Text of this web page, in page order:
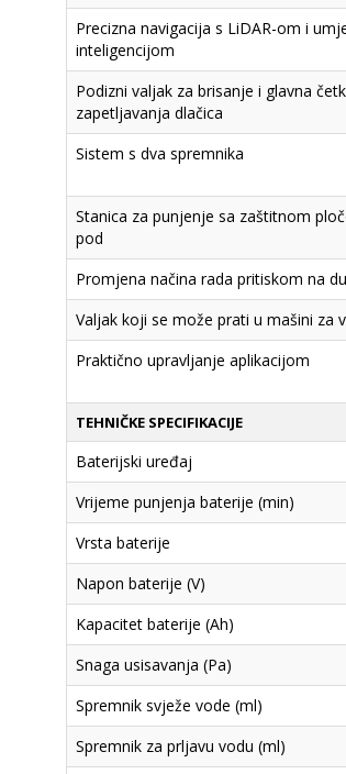
Precizna navigacija s LiDAR-om i
inteligencijom
Podizni valjak za brisanje i glavna
zapetljavanja dlačica
Sistem s dva spremnika
Stanica za punjenje sa zaštitnom
pod
Promjena načina rada pritiskom na
Valjak koji se može prati u mašini za
Praktično upravljanje aplikacijom
TEHNIČKE SPECIFIKACIJE
Baterijski uređaj
Vrijeme punjenja baterije (min)
Vrsta baterije
Napon baterije (V)
Kapacitet baterije (Ah)
Snaga usisavanja (Pa)
Spremnik svježe vode (ml)
Spremnik za prljavu vodu (ml)